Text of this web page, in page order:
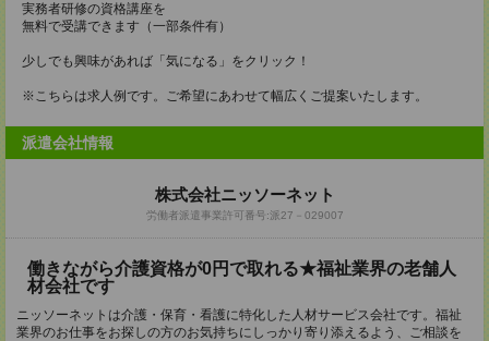
実務者研修の資格講座を
無料で受講できます（一部条件有）
少しでも興味があれば「気になる」をクリック！
※こちらは求人例です。ご希望にあわせて幅広くご提案いたします。
派遣会社情報
株式会社ニッソーネット
労働者派遣事業許可番号:派27－029007
働きながら介護資格が0円で取れる★福祉業界の老舗人
材会社です
ニッソーネットは介護・保育・看護に特化した人材サービス会社です。福祉
業界のお仕事をお探しの方のお気持ちにしっかり寄り添えるよう、ご相談を